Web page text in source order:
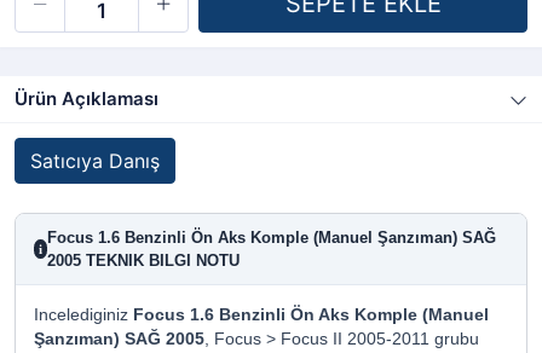
Ürün Açıklaması
Satıcıya Danış
i
Focus 1.6 Benzinli Ön Aks Komple (Manuel Şanzıman) SAĞ
2005 TEKNIK BILGI NOTU
Incelediginiz Focus 1.6 Benzinli Ön Aks Komple (Manuel
Şanzıman) SAĞ 2005, Focus > Focus II 2005-2011 grubu